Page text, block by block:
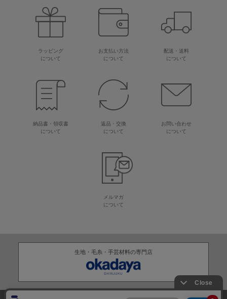
ラッピング
について
お支払い方法
について
配送・送料
について
納品書・領収書
について
返品・交換
について
お問い合わせ
について
メルマガ
について
生地・毛糸・手芸材料の専門店